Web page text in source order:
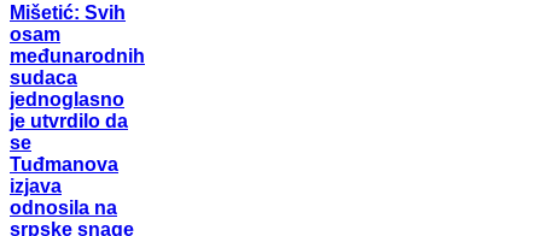
Mišetić: Svih
osam
međunarodnih
sudaca
jednoglasno
je utvrdilo da
se
Tuđmanova
izjava
odnosila na
srpske snage